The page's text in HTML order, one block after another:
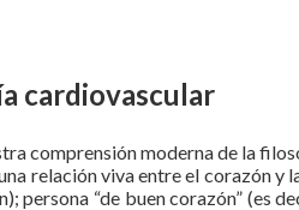
cardiovascular
comprensión moderna de la
relación viva entre el corazón y
persona “de buen corazón” (es